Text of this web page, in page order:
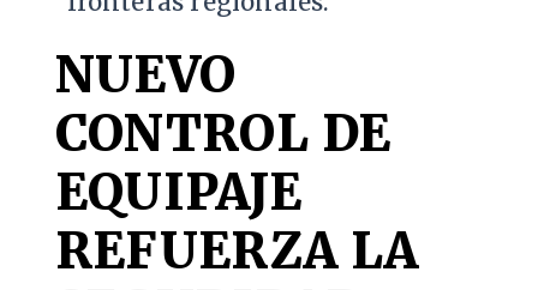
NUEVO
CONTROL DE
EQUIPAJE
REFUERZA LA